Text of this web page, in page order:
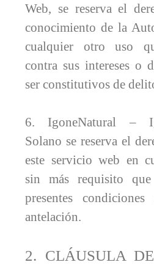
Web, se reserva el
conocimiento de la
cualquier otro uso
contra sus intereses o
ser constitutivos de
6. IgoneNatural –
Solano se reserva el
este servicio web en
sin más requisito
presentes
antelación.
2. CLÁUSULA